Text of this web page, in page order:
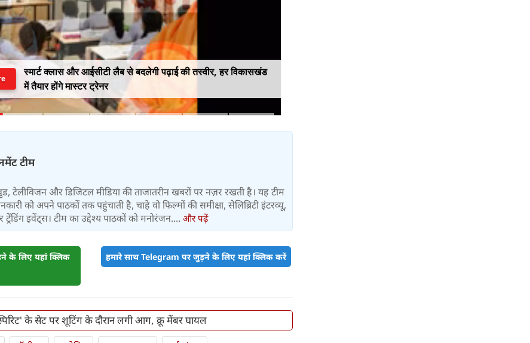
स्मार्ट क्लास और आईसीटी लैब से बदलेगी पढ़ाई की तस्वीर, हर विकासखंड
में तैयार होंगे मास्टर ट्रेनर
टीम
टेलीविजन और डिजिटल मीडिया की ताजातरीन खबरों पर नज़र रखती है। यह टीम
को अपने पाठकों तक पहुंचाती है, चाहे वो फिल्मों की समीक्षा, सेलिब्रिटी इंटरव्यू,
इवेंट्स। टीम का उद्देश्य पाठकों को मनोरंजन.... और पढ़ें
के लिए यहां क्लिक
हमारे साथ Telegram पर जुड़ने के लिए यहां क्लिक करें
के सेट पर शूटिंग के दौरान लगी आग, क्रू मेंबर घायल